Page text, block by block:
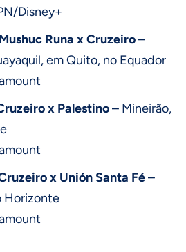
Disney+
Mushuc Runa x Cruzeiro–
em Quito, no Equador
x Palestino– Mineirão,
x Unión Santa Fé–
Horizonte